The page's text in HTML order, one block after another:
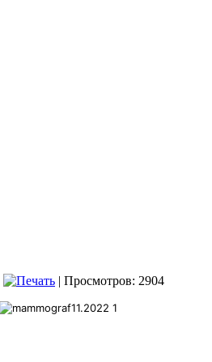
| Просмотров: 2904